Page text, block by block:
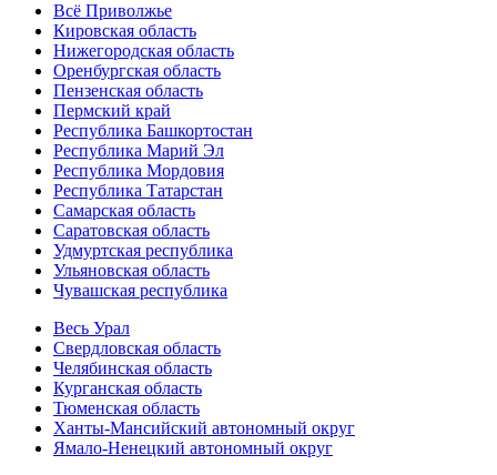
Всё Приволжье
Кировская область
Нижегородская область
Оренбургская область
Пензенская область
Пермский край
Республика Башкортостан
Республика Марий Эл
Республика Мордовия
Республика Татарстан
Самарская область
Саратовская область
Удмуртская республика
Ульяновская область
Чувашская республика
Весь Урал
Свердловская область
Челябинская область
Курганская область
Тюменская область
Ханты-Мансийский автономный округ
Ямало-Ненецкий автономный округ